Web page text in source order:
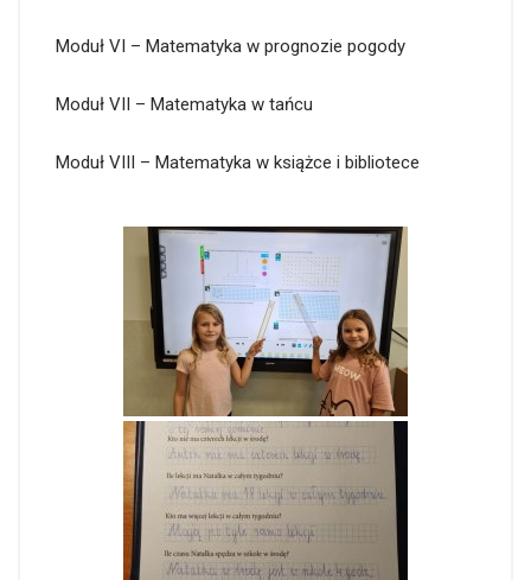
Moduł VI – Matematyka w prognozie pogody
Moduł VII – Matematyka w tańcu
Moduł VIII – Matematyka w książce i bibliotece